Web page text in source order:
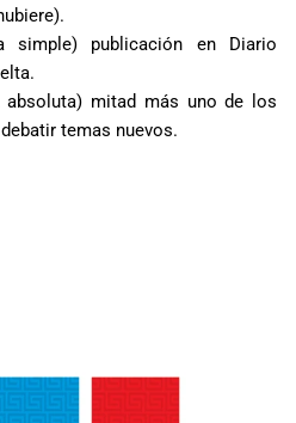
simple) publicación en Diario
absoluta) mitad más uno de los
temas nuevos.